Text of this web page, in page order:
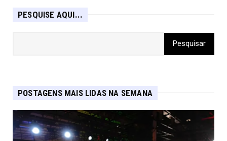
PESQUISE AQUI...
POSTAGENS MAIS LIDAS NA SEMANA